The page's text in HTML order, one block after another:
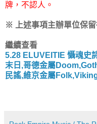
牌，不認人。
※ 上述事項主辦單位保留
繼續查看
5.28 ELUVEITIE 懾魂史
末日,哥德金屬
民謠,維京金屬